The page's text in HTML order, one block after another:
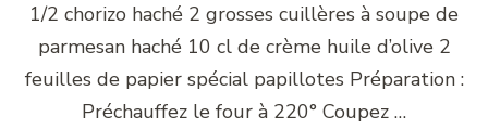
1/2 chorizo haché 2 grosses cuillères à soupe de
parmesan haché 10 cl de crème huile d’olive 2
feuilles de papier spécial papillotes Préparation :
Préchauffez le four à 220° Coupez …